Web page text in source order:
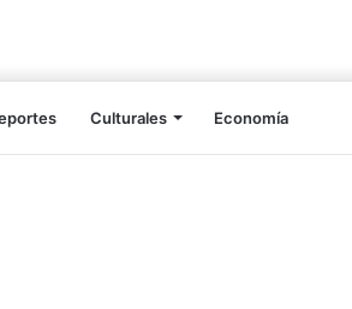
Culturales Economía